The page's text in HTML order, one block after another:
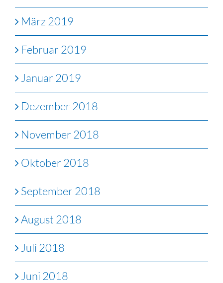
März 2019
Februar 2019
Januar 2019
Dezember 2018
November 2018
Oktober 2018
September 2018
August 2018
Juli 2018
Juni 2018